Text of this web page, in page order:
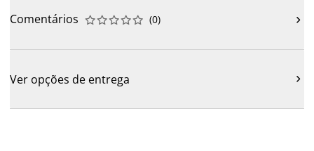
Comentários 




 (0) 
Ver opções de entrega 